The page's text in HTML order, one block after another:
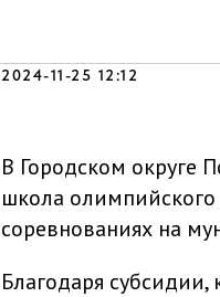
Улучшаем
2024-11-25 12:12
В Городском округе
школа
соревнованиях на
Благодаря